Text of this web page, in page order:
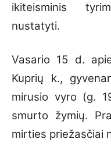
ikiteisminis
nustatyti.
Vasario 15 d.
Kuprių k.,
mirusio vyro (g.
smurto žymių.
mirties priežasčiai